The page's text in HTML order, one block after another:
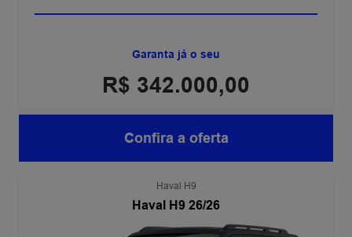
Garanta já o seu
R$ 342.000,00
Confira a oferta
Haval H9
Haval H9 26/26